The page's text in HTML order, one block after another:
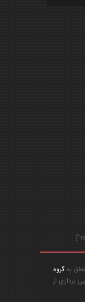
گروه
برداری از